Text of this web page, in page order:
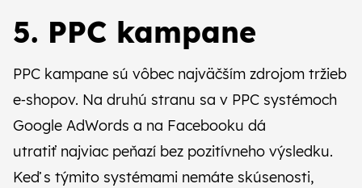
5. PPC kampane
PPC kampane sú vôbec najväčším zdrojom tržieb
e‑shopov. Na druhú stranu sa v PPC systémoch
Google AdWords a na Facebooku dá
utratiť najviac peňazí bez pozitívneho výsledku.
Keď s týmito systémami nemáte skúsenosti,